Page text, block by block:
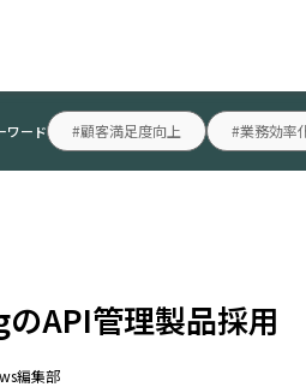
ワード #顧客満足度向上 #業務効率
のAPI管理製品採
編集部